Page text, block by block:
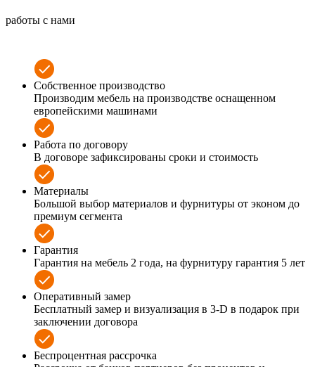
работы с нами
Собственное производство
Производим мебель на производстве оснащенном
европейскими машинами
Работа по договору
В договоре зафиксированы сроки и стоимость
Материалы
Большой выбор материалов и фурнитуры от эконом до
премиум сегмента
Гарантия
Гарантия на мебель 2 года, на фурнитуру гарантия 5 лет
Оперативный замер
Бесплатный замер и визуализация в 3-D в подарок при
заключении договора
Беспроцентная рассрочка